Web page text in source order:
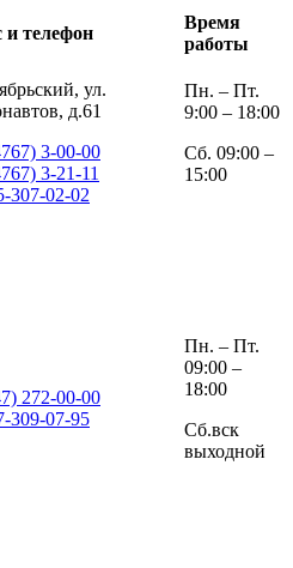
и телефон
Время
работы
ул.
д.61
3-00-00
3-21-11
307-02-02
Пн. – Пт.
9:00 – 18:00
Сб. 09:00 –
15:00
272-00-00
309-07-95
Пн. – Пт.
09:00 –
18:00
Сб.вск
выходной